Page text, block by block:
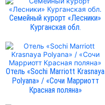
Семейный курорт «Лесники»
Курганская обл.
Отель «Sochi Marriott Krasnaya
Polyana» / «Сочи Марриотт
Красная поляна»